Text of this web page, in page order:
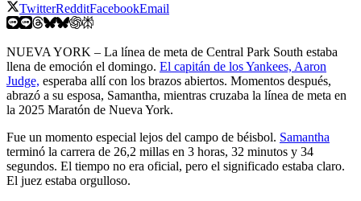
TwitterRedditFacebookEmail
NUEVA YORK – La línea de meta de Central Park South estaba
llena de emoción el domingo. El capitán de los Yankees, Aaron
Judge, esperaba allí con los brazos abiertos. Momentos después,
abrazó a su esposa, Samantha, mientras cruzaba la línea de meta en
la 2025 Maratón de Nueva York.
Fue un momento especial lejos del campo de béisbol. Samantha
terminó la carrera de 26,2 millas en 3 horas, 32 minutos y 34
segundos. El tiempo no era oficial, pero el significado estaba claro.
El juez estaba orgulloso.